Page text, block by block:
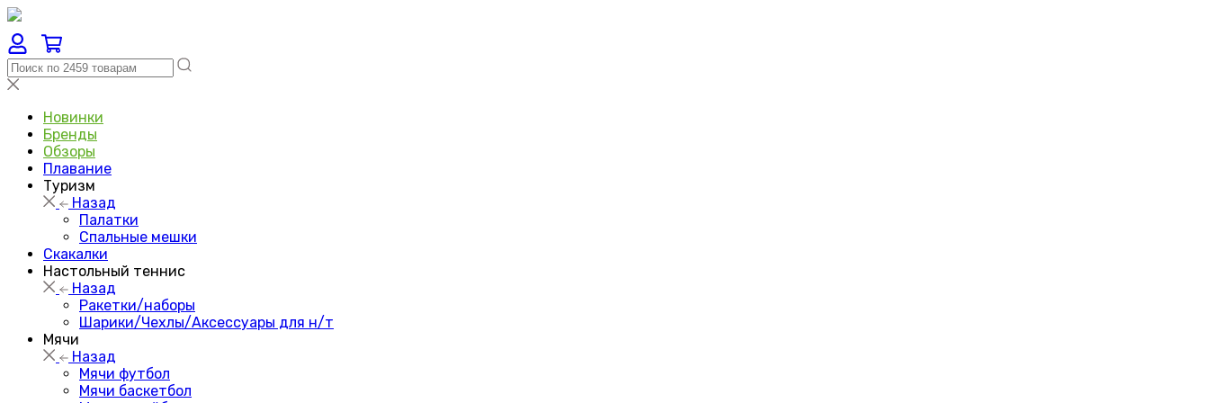
Новинки
Бренды
Обзоры
Плавание
Туризм
Назад
Палатки
Спальные мешки
Скакалки
Настольный теннис
Назад
Ракетки/наборы
Шарики/Чехлы/Аксессуары для н/т
Мячи
Назад
Мячи футбол
Мячи баскетбол